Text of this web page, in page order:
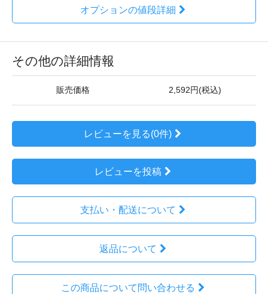
オプションの値段詳細
その他の詳細情報
販売価格 2,592円(税込)
レビューを見る(0件)
レビューを投稿
支払い・配送について
返品について
この商品について問い合わせる